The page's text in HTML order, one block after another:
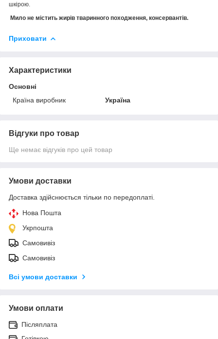
шкірою.
Мило не містить жирів тваринного походження, консервантів.
Приховати
Характеристики
Основні
Країна виробник
Україна
Відгуки про товар
Ще немає відгуків про цей товар
Умови доставки
Доставка здійснюється тільки по передоплаті.
Нова Пошта
Укрпошта
Самовивіз
Самовивіз
Всі умови доставки
Умови оплати
Післяплата